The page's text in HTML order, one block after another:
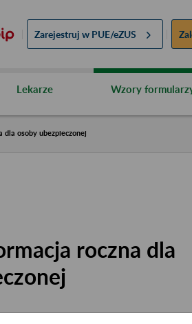
Zarejestruj w PUE/eZUS
Lekarze Wzory
dla osoby ubezpieczonej
roczna dla